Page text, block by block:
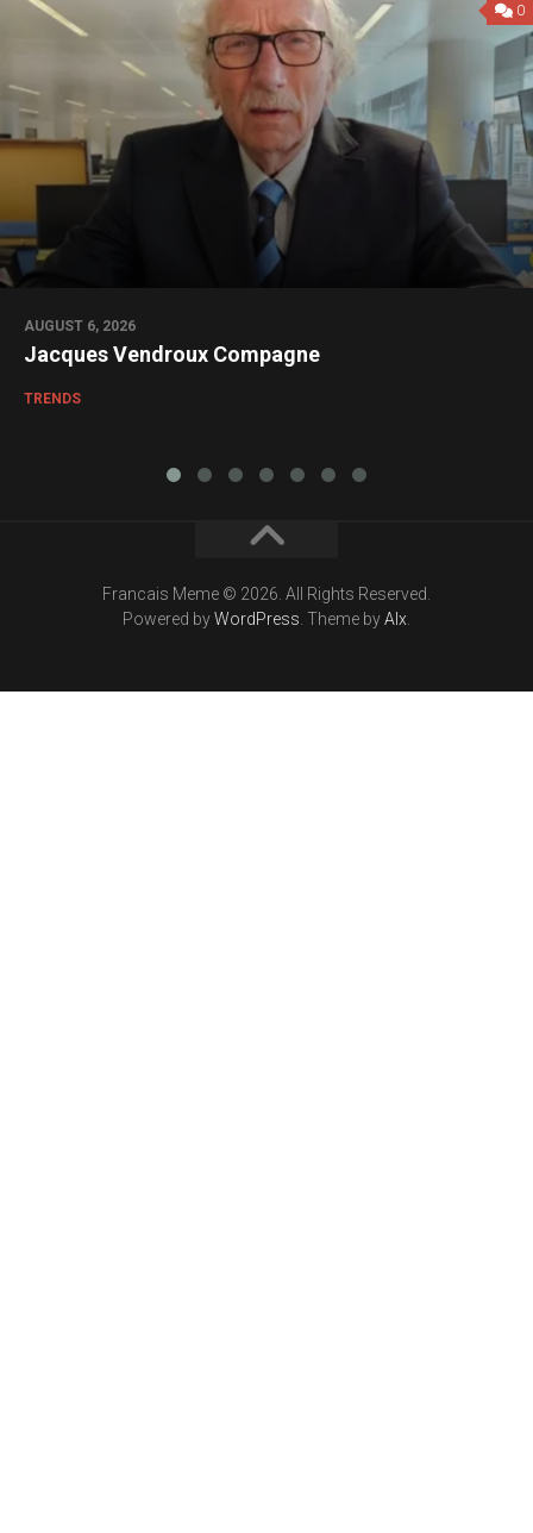
0
AUGUST 6, 2026
Jacques Vendroux Compagne
TRENDS
Francais Meme © 2026. All Rights Reserved.
Powered byWordPress. Theme byAlx.